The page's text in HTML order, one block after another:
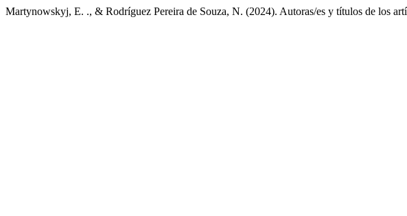
Martynowskyj, E. ., & Rodríguez Pereira de Souza, N. (2024). Autoras/es y títulos de los